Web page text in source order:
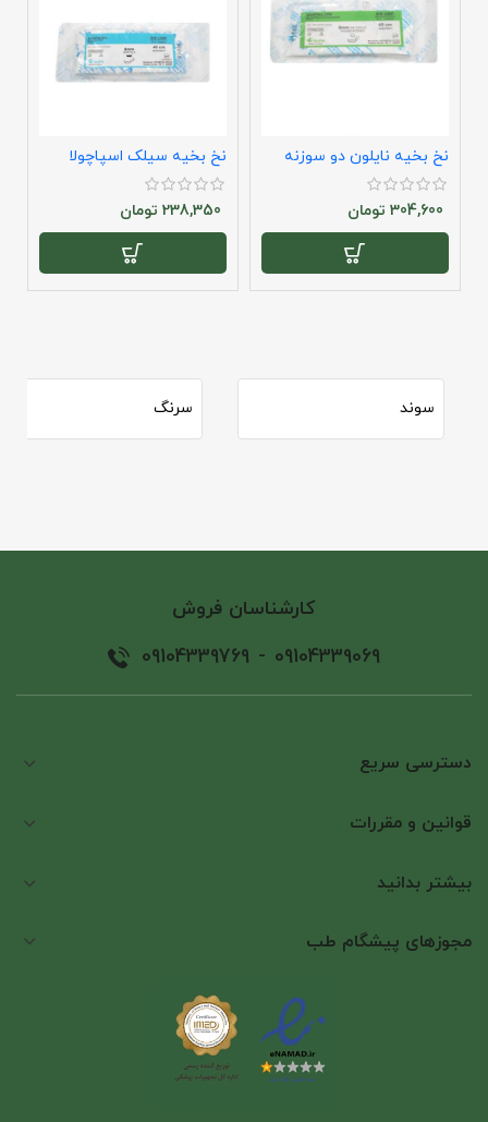
نخ بخیه نایلون دو سوزنه
راند
304,600 تومان
نخ بخیه سیلک اسپاچولا
سوپا
238,350 تومان
سوند سرنگ
کارشناسان فروش
09104339069
-
09104339769
دسترسی سریع
قوانین و مقررات
بیشتر بدانید
مجوزهای پیشگام طب